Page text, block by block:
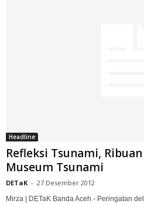
Headline
Refleksi Tsunami,
Museum Tsunami
DETaK - 27 Desember 2012
Mirza | DETaK Banda Aceh - Peringatan